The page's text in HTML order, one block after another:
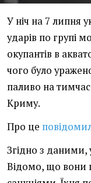
У ніч на 7 липня
ударів по групі
окупантів в
чого було
паливо на
Криму.
Про це
Згідно з даними,
Відомо, що вони